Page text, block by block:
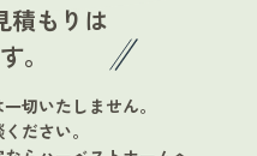
積もりは
。
切いたしません。
ださい。